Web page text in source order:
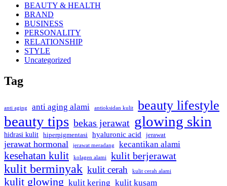
BEAUTY & HEALTH
BRAND
BUSINESS
PERSONALITY
RELATIONSHIP
STYLE
Uncategorized
Tag
anti aging anti aging alami antioksidan kulit beauty lifestyle
beauty tips bekas jerawat glowing skin
hidrasi kulit hiperpigmentasi hyaluronic acid jerawat
jerawat hormonal jerawat meradang kecantikan alami
kesehatan kulit kolagen alami kulit berjerawat
kulit berminyak kulit cerah kulit cerah alami
kulit glowing kulit kering kulit kusam